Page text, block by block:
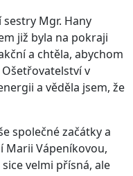
Mgr. Hany
již byla na pokraji
a chtěla, abychom
v
a věděla jsem, že
společné začátky a
Marii Vápeníkovou,
velmi přísná, ale